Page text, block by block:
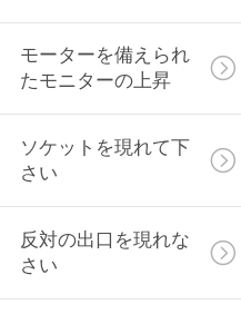
ー
ス
場
合
CONFERENCE
ROOM
モーターを備えられ
たモニターの上昇
ソケットを現れて下
さい
反対の出口を現れな
さい